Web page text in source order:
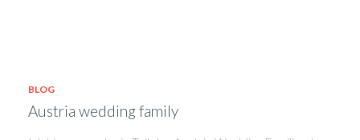
BLOG
Austria wedding family